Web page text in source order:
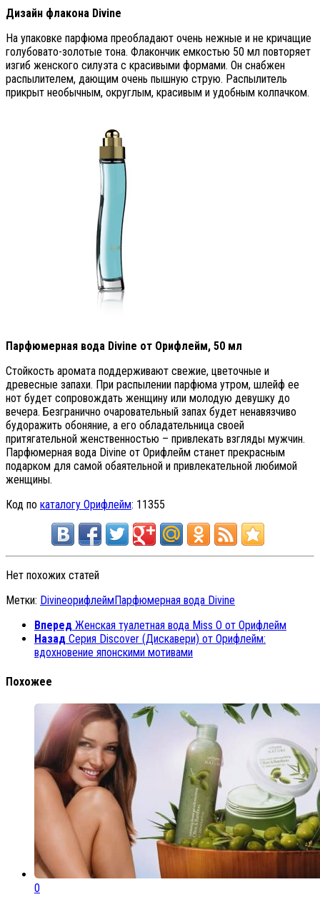
Дизайн флакона Divine
На упаковке парфюма преобладают очень нежные и не кричащие
голубовато-золотые тона. Флакончик емкостью 50 мл повторяет
изгиб женского силуэта с красивыми формами. Он снабжен
распылителем, дающим очень пышную струю. Распылитель
прикрыт необычным, округлым, красивым и удобным колпачком.
Парфюмерная вода Divine от Орифлейм, 50 мл
Стойкость аромата поддерживают свежие, цветочные и
древесные запахи. При распылении парфюма утром, шлейф ее
нот будет сопровождать женщину или молодую девушку до
вечера. Безгранично очаровательный запах будет ненавязчиво
будоражить обоняние, а его обладательница своей
притягательной женственностью – привлекать взгляды мужчин.
Парфюмерная вода Divine от Орифлейм станет прекрасным
подарком для самой обаятельной и привлекательной любимой
женщины.
Код по каталогу Орифлейм: 11355
Нет похожих статей
Метки: DivineорифлеймПарфюмерная вода Divine
Вперед Женская туалетная вода Miss O от Орифлейм
Назад Серия Discover (Дискавери) от Орифлейм:
вдохновение японскими мотивами
Похожее
0